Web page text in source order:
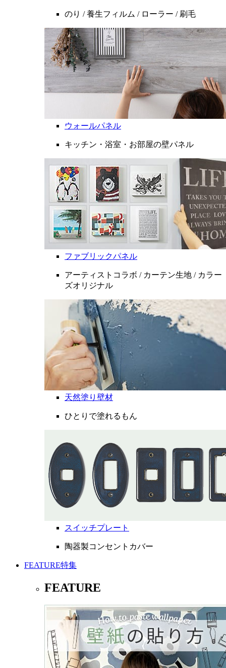
のり / 養生フィルム / ローラー / 刷毛
ウォールパネル
キッチン・浴室・お部屋の壁パネル
ファブリックパネル
アーティストコラボ / カーテン生地 / カラー
ズオリジナル
天然塗り壁材
ひとりで塗れるもん
スイッチプレート
陶器製コンセントカバー
FEATURE特集
FEATURE